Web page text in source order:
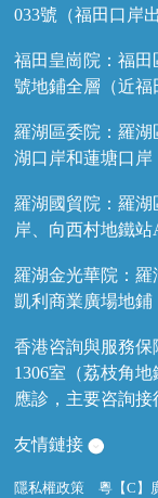
033號（福田口岸
福田皇崗院：福田
號地鋪全層（近福
羅湖區委院：羅湖
湖口岸和蓮塘口岸
羅湖國貿院：羅湖
岸、向西村地鐵站
羅湖金光華院：
凱利商業廣場地鋪
香港咨詢與服務
1306室（荔枝角
應診，主要咨詢接
友情鏈接
隱私權政策 粵【C】